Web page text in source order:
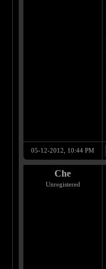
05-12-2012, 10:44 PM
Che
Unregistered